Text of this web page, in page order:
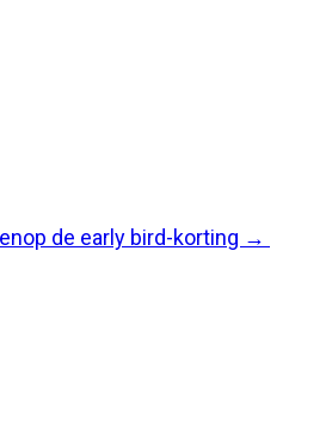
de early bird-korting →